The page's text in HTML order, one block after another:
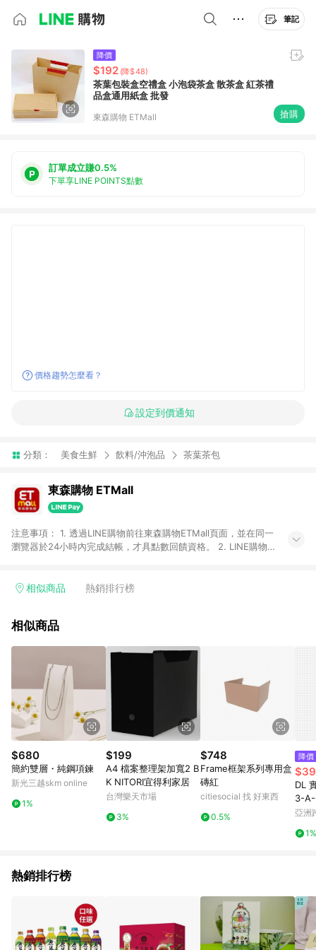
筆記
降價
$192 (降$48)
茶葉包裝盒空禮盒 小泡袋茶盒 散茶盒 紅茶禮
品盒通用紙盒 批發
東森購物 ETMall 搶購
訂單成立賺0.5%
下單享LINE POINTS點數
價格趨勢怎麼看？
設定到價通知
分類： 美食生鮮 飲料/沖泡品 茶葉茶包
東森購物 ETMall
注意事項： 1. 透過LINE購物前往東森購物ETMall頁面，並在同一
瀏覽器於24小時內完成結帳，才具點數回饋資格。 2. LINE購物
單，皆不在點數回饋範圍內。 3. 如購買以下類別商品，將無法獲
球嚴選、商城、專案商品、「草莓網」全館商品。 4. 如取消訂
回饋。 5. 點數回饋會扣除所有折扣優惠後之最終發票金額計算，
實際回饋請依LINE購物通知為主。 6. 訂單如有使用東森購物
ETMall站內之折扣優惠(包含但不限於東森幣、樂透金、東森現金
券等)，不具點數回饋資格。詳細請依東森購物ETMall之結帳頁面
顯示為準。 7. LINE購物設有「單一商品最高回饋點數」機制(特
殊活動時開放「回饋無上限」)，以同一訂單中同一商品不論件數
計算，並依訂單成立時間當下LINE購物所設定的回饋機制為準。
8. LINE購物為購物資訊整合性平台，商品資料更新會有時間差，
如顯示之商品規格、顏色、價位、贈品與東森購物ETMall銷售網
頁不符，以銷售網頁標示為準。 9. 若有贈點爭議，請務必於訂單
日期+180天以內至LINE購物客服洽詢；若超過180天(含)以上進
行申訴，恕無法贈點回饋。 10. 部分點數紅包僅限指定商品使
用，或不適用於無回饋商品。各點數紅包之適用商品與使用條件
相似商品 熱銷排行榜
相似商品
$680
簡約雙層・純鋼項鍊
新光三越skm online
1%
$199
A4 檔案整理架加寬2 B
K NITORI宜得利家居
台灣樂天市場
3%
$748
Frame框架系列專用盒
磚紅
citiesocial 找 好東西
0.5%
降價
DL
3-A-
包包
亞洲
1%
熱銷排行榜